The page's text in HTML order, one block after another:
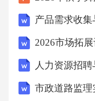
①可以通过
等不溶性杂质。②
图示，活性炭具有
色素和异味分子。
化。其中，装置制
产品需求收
2026市场拓
人力资源招
市政道路监理